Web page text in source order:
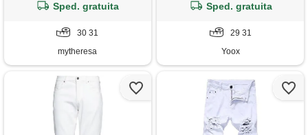
Sped. gratuita
30 31
mytheresa
Sped. gratuita
29 31
Yoox